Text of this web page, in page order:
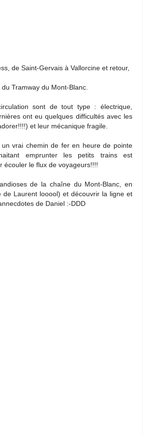
de Saint-Gervais à Vallorcine et retour,
Tramway du Mont-Blanc.
sont de tout type : électrique,
ont eu quelques difficultés avec les
et leur mécanique fragile.
vrai chemin de fer en heure de pointe
emprunter les petits trains est
écouler le flux de voyageurs!!!!
de la chaîne du Mont-Blanc, en
Laurent looool) et découvrir la ligne et
de Daniel :-DDD